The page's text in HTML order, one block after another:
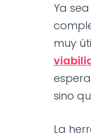
Ya
muy
sino
La